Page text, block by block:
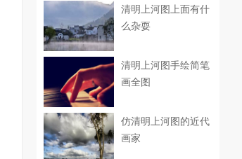
清明上河图上面有什
么杂耍
清明上河图手绘简笔
画全图
仿清明上河图的近代
画家